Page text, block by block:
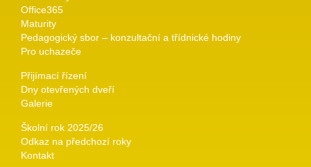
Office365
Maturity
Pedagogický sbor – konzultační a třídnické hodiny
Pro uchazeče
Přijímací řízení
Dny otevřených dveří
Galerie
Školní rok 2025/26
Odkaz na předchozí roky
Kontakt